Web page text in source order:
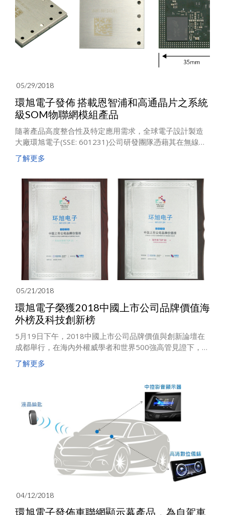
05/29/2018
環旭電子發佈 搭載恩智浦和高通晶片之系統
級SOM物聯網模組產品
隨著產品高度整合性及特定應用需求，全球電子設計製造
大廠環旭電子(SSE: 601231)公司研發團隊憑藉其在無線通
訊模組市場領導技術，同時發佈搭展恩智浦和高通晶片之
WiFi與WWAN系統級SOM(System on Module) 物聯網模
了解更多
05/21/2018
環旭電子榮獲2018中國上市公司品牌價值海
外榜及科技創新榜
5月19日下午，2018中國上市公司品牌價值與創新論壇在
成都舉行，在海內外權威學者和世界500強高管見證下，
2018中國上市公司品牌價值榜揭曉，環旭電子公司榮獲海
外榜Top50及行業榜中的科技創新榜Top25。
了解更多
04/12/2018
環旭電子發佈車聯網顯示幕產品，為自駕車